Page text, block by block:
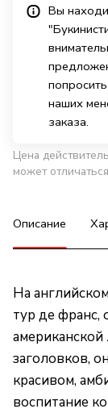
Вы
наших
заказа.
Цена
может
Описание
На
тур де франс,
заголовков,
красивом,
воспитание